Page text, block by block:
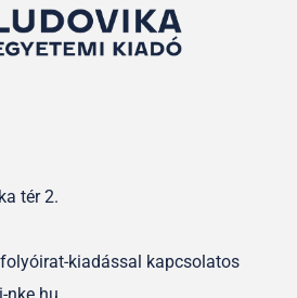
tér 2.
kiadással kapcsolatos